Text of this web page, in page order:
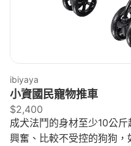
ibiyaya
小資國民寵物推車
$2,400
成犬法鬥的身材至少10公
興奮、比較不受控的狗狗